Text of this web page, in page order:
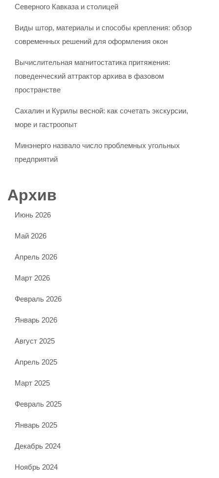
Северного Кавказа и столицей
Виды штор, материалы и способы крепления: обзор
современных решений для оформления окон
Вычислительная магнитостатика притяжения:
поведенческий аттрактор архива в фазовом
пространстве
Сахалин и Курилы весной: как сочетать экскурсии,
море и гастроопыт
Минэнерго назвало число проблемных угольных
предприятий
Архив
Июнь 2026
Май 2026
Апрель 2026
Март 2026
Февраль 2026
Январь 2026
Август 2025
Апрель 2025
Март 2025
Февраль 2025
Январь 2025
Декабрь 2024
Ноябрь 2024